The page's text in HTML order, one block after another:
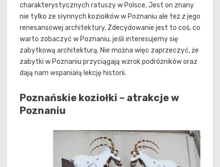
charakterystycznych ratuszy w Polsce, Jest on znany
nie tylko ze słynnych koziołków w Poznaniu ale też z jego
renesansowej architektury. Zdecydowanie jest to coś, co
warto zobaczyć w Poznaniu, jeśli interesujemy się
zabytkową architekturą. Nie można więc zaprzeczyć, że
zabytki w Poznaniu przyciągają wzrok podróżników oraz
dają nam wspaniałą lekcję historii.
Poznańskie koziołki – atrakcje w
Poznaniu